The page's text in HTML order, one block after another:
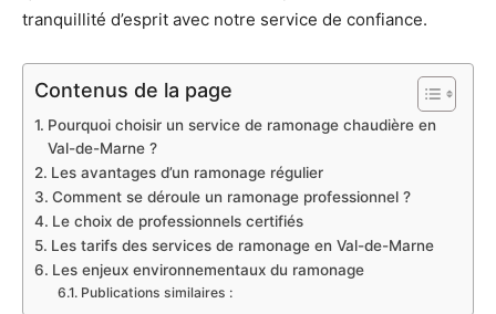
tranquillité d’esprit avec notre service de confiance.
Contenus de la page
Pourquoi choisir un service de ramonage chaudière en
Val-de-Marne ?
Les avantages d’un ramonage régulier
Comment se déroule un ramonage professionnel ?
Le choix de professionnels certifiés
Les tarifs des services de ramonage en Val-de-Marne
Les enjeux environnementaux du ramonage
Publications similaires :